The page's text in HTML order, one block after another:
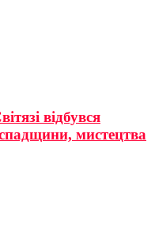
відбувся
мистецтва